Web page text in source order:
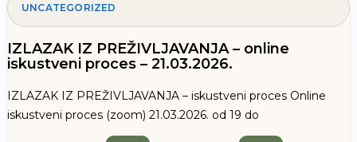
UNCATEGORIZED
IZLAZAK IZ PREŽIVLJAVANJA – online
iskustveni proces – 21.03.2026.
IZLAZAK IZ PREŽIVLJAVANJA – iskustveni proces Online
iskustveni proces (zoom) 21.03.2026. od 19 do